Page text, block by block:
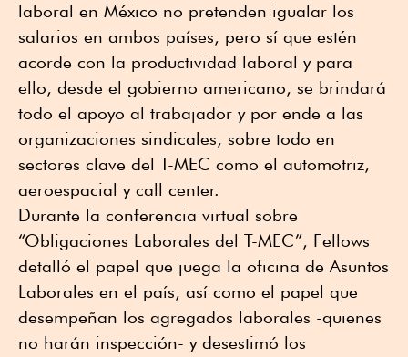
laboral en México no pretenden igualar los
salarios en ambos países, pero sí que estén
acorde con la productividad laboral y para
ello, desde el gobierno americano, se brindará
todo el apoyo al trabajador y por ende a las
organizaciones sindicales, sobre todo en
sectores clave del T-MEC como el automotriz,
aeroespacial y call center.
Durante la conferencia virtual sobre
“Obligaciones Laborales del T-MEC”, Fellows
detalló el papel que juega la oficina de Asuntos
Laborales en el país, así como el papel que
desempeñan los agregados laborales -quienes
no harán inspección- y desestimó los